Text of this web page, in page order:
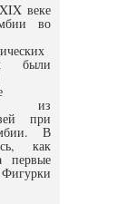
веке
во
были
из
при
В
как
первые